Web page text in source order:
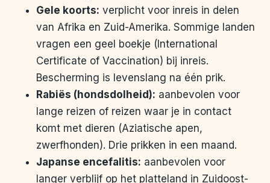
Gele koorts: verplicht voor inreis in delen
van Afrika en Zuid-Amerika. Sommige landen
vragen een geel boekje (International
Certificate of Vaccination) bij inreis.
Bescherming is levenslang na één prik.
Rabiës (hondsdolheid): aanbevolen voor
lange reizen of reizen waar je in contact
komt met dieren (Aziatische apen,
zwerfhonden). Drie prikken in een maand.
Japanse encefalitis: aanbevolen voor
langer verblijf op het platteland in Zuidoost-